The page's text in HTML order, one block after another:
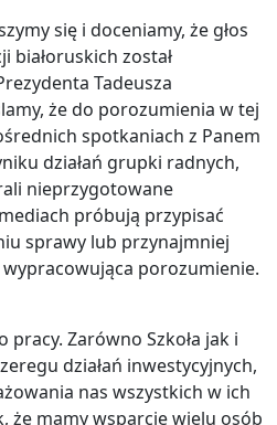
się i doceniamy, że głos
białoruskich został
Tadeusza
że do porozumienia w tej
spotkaniach z Panem
działań grupki radnych,
nieprzygotowane
próbują przypisać
sprawy lub przynajmniej
porozumienie.
pracy. Zarówno Szkoła jak i
działań inwestycyjnych,
nas wszystkich w ich
że mamy wsparcie wielu osób